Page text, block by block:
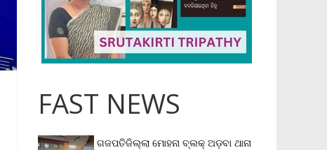
FAST NEWS
ଗଜପତିଜିଲ୍ଲା ମୋହନା ବ୍ଲକ୍‌ ଅଡ଼ବା ଥାନା